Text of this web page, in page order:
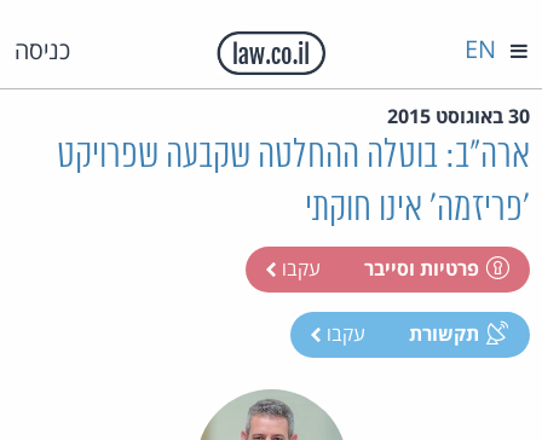
כניסה EN
30 באוגוסט 2015
ארה"ב: בוטלה ההחלטה שקבעה שפרויקט
'פריזמה' אינו חוקתי
פרטיות וסייבר עקבו
תקשורת עקבו